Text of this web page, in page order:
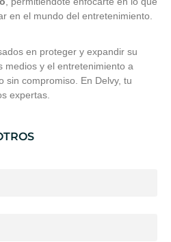
en el mundo del entretenimiento.
en proteger y expandir su
medios y el entretenimiento a
sin compromiso. En Delvy, tu
expertas.